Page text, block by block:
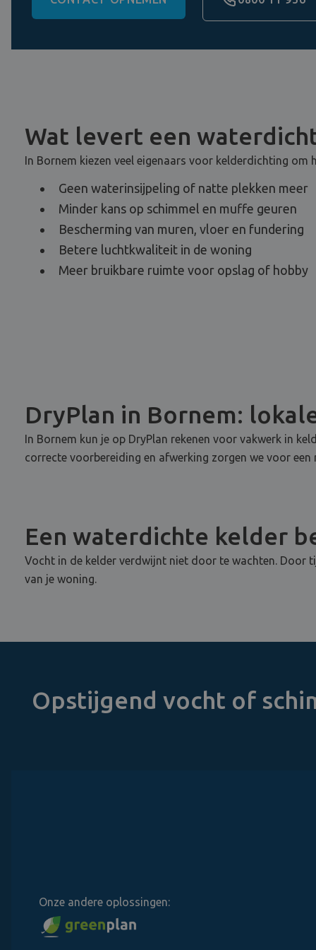
Wat levert een
In Bornem kiezen veel eigenaars voor kelderdichting om
Geen waterinsijpeling of natte plekken meer
Minder kans op schimmel en muffe geuren
Bescherming van muren, vloer en fundering
Betere luchtkwaliteit in de woning
Meer bruikbare ruimte voor opslag of hobby
DryPlan in Bornem:
In Bornem kun je op DryPlan rekenen voor vakwerk in
correcte voorbereiding en afwerking zorgen we voor
Een waterdichte kelder
Vocht in de kelder verdwijnt niet door te wachten. Door
van je woning.
Opstijgend vocht of
Onze andere oplossingen: